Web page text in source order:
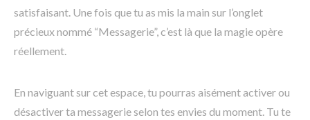
satisfaisant. Une fois que tu as mis la main sur l’onglet
précieux nommé “Messagerie”, c’est là que la magie opère
réellement.
En naviguant sur cet espace, tu pourras aisément activer ou
désactiver ta messagerie selon tes envies du moment. Tu te